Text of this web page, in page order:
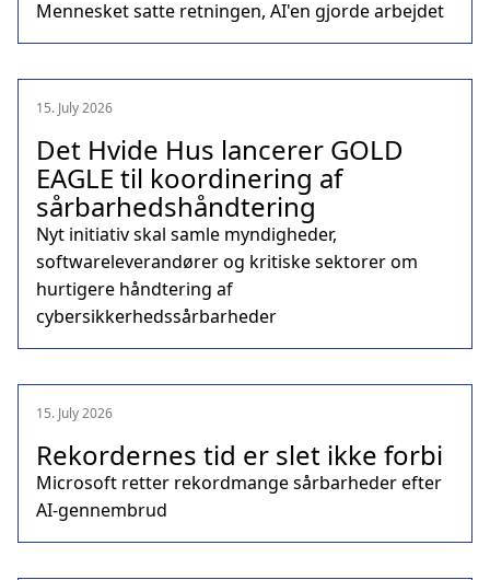
Mennesket satte retningen, AI'en gjorde arbejdet
15. July 2026
Det Hvide Hus lancerer GOLD
EAGLE til koordinering af
sårbarhedshåndtering
Nyt initiativ skal samle myndigheder,
softwareleverandører og kritiske sektorer om
hurtigere håndtering af
cybersikkerhedssårbarheder
15. July 2026
Rekordernes tid er slet ikke forbi
Microsoft retter rekordmange sårbarheder efter
AI-gennembrud